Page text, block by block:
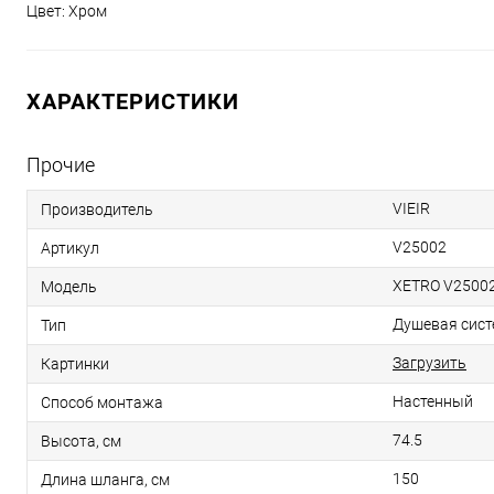
Цвет: Хром
ХАРАКТЕРИСТИКИ
Прочие
Производитель VIEIR
Артикул V25002
Модель XETRO
Тип Душевая
Картинки Загрузить
Способ монтажа Настенный
Высота, см 74.5
Длина шланга, см 150